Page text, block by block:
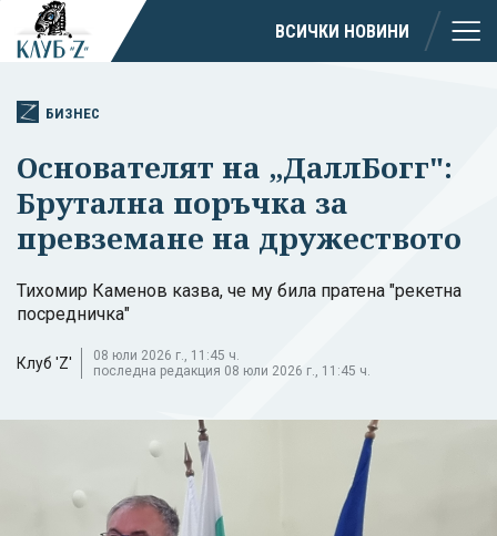
ВСИЧКИ НОВИНИ
БИЗНЕС
Основателят на „ДаллБогг":
Брутална поръчка за
превземане на дружеството
Тихомир Каменов казва, че му била пратена "рекетна
посредничка"
Клуб 'Z'
08 юли 2026 г., 11:45 ч.
последна редакция 08 юли 2026 г., 11:45 ч.